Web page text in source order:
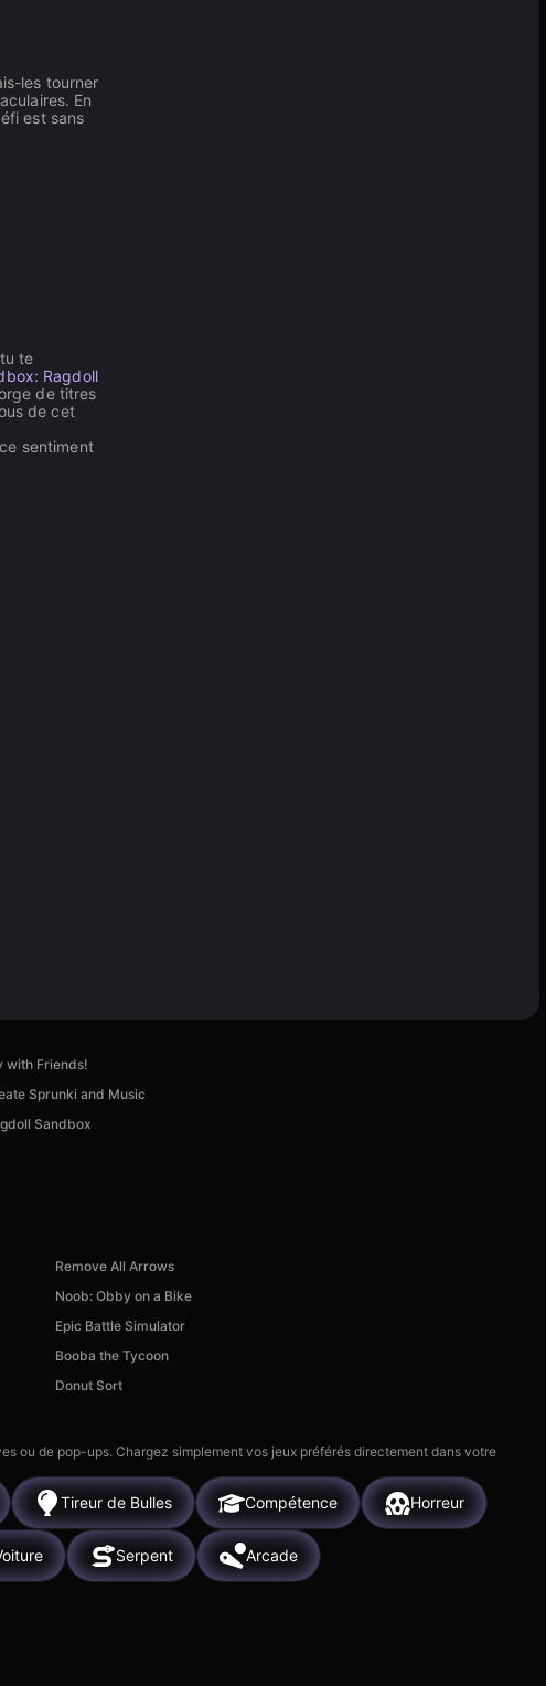
les tourner
En
est sans
te
Ragdoll
de titres
de cet
sentiment
with Friends!
Sprunki and Music
Sandbox
Remove All Arrows
Noob: Obby on a Bike
Epic Battle Simulator
Booba the Tycoon
Donut Sort
ou de pop-ups. Chargez simplement vos jeux préférés directement dans votre
Tireur de Bulles Compétence Horreur
Serpent Arcade